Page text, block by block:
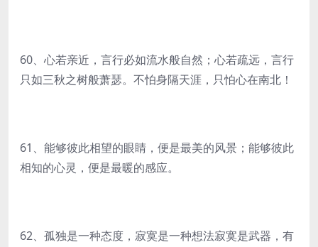
60、心若亲近，言行必如流水般自然；心若疏远，言行
只如三秋之树般萧瑟。不怕身隔天涯，只怕心在南北！
61、能够彼此相望的眼睛，便是最美的风景；能够彼此
相知的心灵，便是最暖的感应。
62、孤独是一种态度，寂寞是一种想法寂寞是武器，有